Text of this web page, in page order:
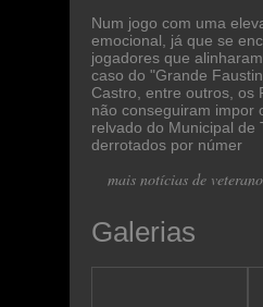
Num jogo com uma
emocional, já que se
jogadores que
caso do "Grande
Castro, entre outros, os
não conseguiram impor
relvado do Municipal de
derrotados por númer
mais notícias de
Galerias